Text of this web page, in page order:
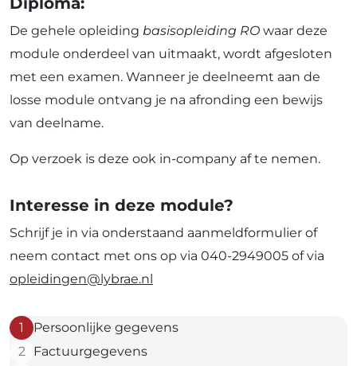
De gehele opleiding basisopleiding RO waar deze
module onderdeel van uitmaakt, wordt afgesloten
met een examen. Wanneer je deelneemt aan de
losse module ontvang je na afronding een bewijs
van deelname.
Op verzoek is deze ook in-company af te nemen.
Interesse in deze module?
Schrijf je in via onderstaand aanmeldformulier of
neem contact met ons op via 040-2949005 of via
opleidingen@lybrae.nl
1
Persoonlijke gegevens
2
Factuurgegevens